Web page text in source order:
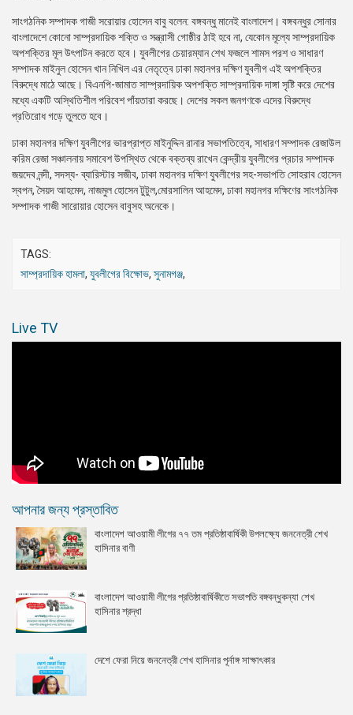
সাংগঠনিক সম্পাদক গাজী সরোয়ার হোসেন বাবু বলেন: বঙ্গবন্ধু মানেই বাংলাদেশ। বঙ্গবন্ধুর সোনার
বাংলাদেশে কোনো সাম্প্রদায়িক শক্তি ও সন্ত্রাসী গোষ্ঠীর ঠাই হবে না, যেকোন মূল্যে সাম্প্রদায়িক
অপশক্তির মূল উৎপাটন করতে হবে। যুবলীগের চেয়ারম্যান শেখ ফজলে শামস পরশ ও সাধারণ
সম্পাদক মাইনুল হোসেন খান নিখিল এর নেতৃত্বে ঢাকা মহানগর দক্ষিণ যুবলীগ এই অপশক্তির
বিরুদ্ধে মাঠে আছে। বিএনপি-জামাত সাম্প্রদায়িক অপশক্তি সাম্প্রদায়িক দাঙ্গা সৃষ্টি করে দেশের
মধ্যে একটি অস্থিতিশীল পরিবেশ পাঁয়তারা করছে। দেশের সকল জনগণকে এদের বিরুদ্ধে
প্রতিরোধ গড়ে তুলতে হবে।
ঢাকা মহানগর দক্ষিণ যুবলীগের ভারপ্রাপ্ত মাইনুদ্দিন রানার সভাপতিত্বে, সাধারণ সম্পাদক রেজাউল
করিম রেজা সঞ্চালনায় সমাবেশ উপস্থিত থেকে বক্তব্য রাখেন কেন্দ্রীয় যুবলীগের প্রচার সম্পাদক
জয়দেব নন্দী, সদস্য- ব্যারিস্টার সজীব, ঢাকা মহানগর দক্ষিণ যুবলীগের সহ-সভাপতি সোহরাব হোসেন
স্বপন, সৈয়দ আহমেদ, নাজমুল হোসেন টুটুল,মোরসালিন আহমেদ, ঢাকা মহানগর দক্ষিণের সাংগঠনিক
সম্পাদক গাজী সারোয়ার হোসেন বাবুসহ অনেকে।
TAGS:
সাম্প্রদায়িক হামলা, যুবলীগের বিক্ষোভ, সুনামগঞ্জ,
Live TV
আপনার জন্য প্রস্তাবিত
বাংলাদেশ আওয়ামী লীগের ৭৭ তম প্রতিষ্ঠাবার্ষিকী উপলক্ষ্যে জননেত্রী শেখ
হাসিনার বাণী
বাংলাদেশ আওয়ামী লীগের প্রতিষ্ঠাবার্ষিকীতে সভাপতি বঙ্গবন্ধুকন্যা শেখ
হাসিনার শ্রদ্ধা
দেশে ফেরা নিয়ে জননেত্রী শেখ হাসিনার পূর্নাঙ্গ সাক্ষাৎকার